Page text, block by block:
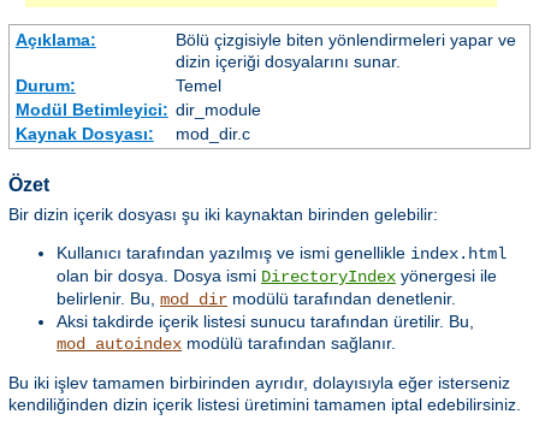
Açıklama:
Bölü çizgisiyle biten yönlendirmeleri yapar ve
dizin içeriği dosyalarını sunar.
Durum:
Temel
Modül Betimleyici: dir_module
Kaynak Dosyası:
mod_dir.c
Özet
Bir dizin içerik dosyası şu iki kaynaktan birinden gelebilir:
Kullanıcı tarafından yazılmış ve ismi genellikle index.html
olan bir dosya. Dosya ismi DirectoryIndex yönergesi ile
belirlenir. Bu, mod_dir modülü tarafından denetlenir.
Aksi takdirde içerik listesi sunucu tarafından üretilir. Bu,
mod_autoindex modülü tarafından sağlanır.
Bu iki işlev tamamen birbirinden ayrıdır, dolayısıyla eğer isterseniz
kendiliğinden dizin içerik listesi üretimini tamamen iptal edebilirsiniz.